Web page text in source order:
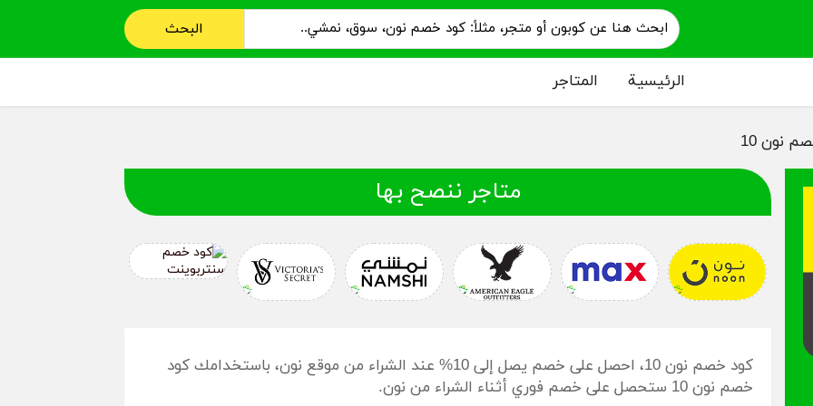
البحث
الرئيسية المتاجر
نون 10
متاجر ننصح بها
كود خصم نون 10، احصل على خصم يصل إلى 10% عند الشراء من موقع نون، باستخدامك كود
خصم نون 10 ستحصل على خصم فوري أثناء الشراء من نون.